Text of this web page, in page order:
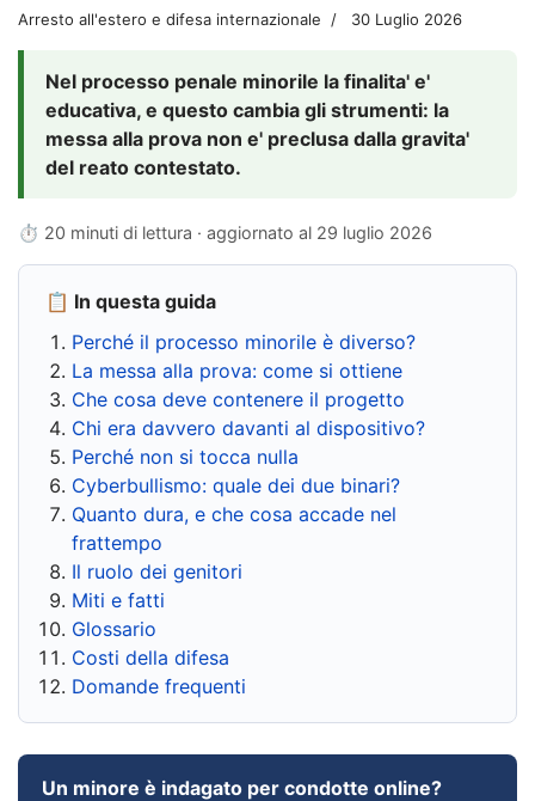
Arresto all'estero e difesa internazionale 30 Luglio 2026
Nel processo penale minorile la finalita' e'
educativa, e questo cambia gli strumenti: la
messa alla prova non e' preclusa dalla gravita'
del reato contestato.
⏱ 20 minuti di lettura · aggiornato al 29 luglio 2026
📋 In questa guida
Perché il processo minorile è diverso?
La messa alla prova: come si ottiene
Che cosa deve contenere il progetto
Chi era davvero davanti al dispositivo?
Perché non si tocca nulla
Cyberbullismo: quale dei due binari?
Quanto dura, e che cosa accade nel
frattempo
Il ruolo dei genitori
Miti e fatti
Glossario
Costi della difesa
Domande frequenti
Un minore è indagato per condotte online?